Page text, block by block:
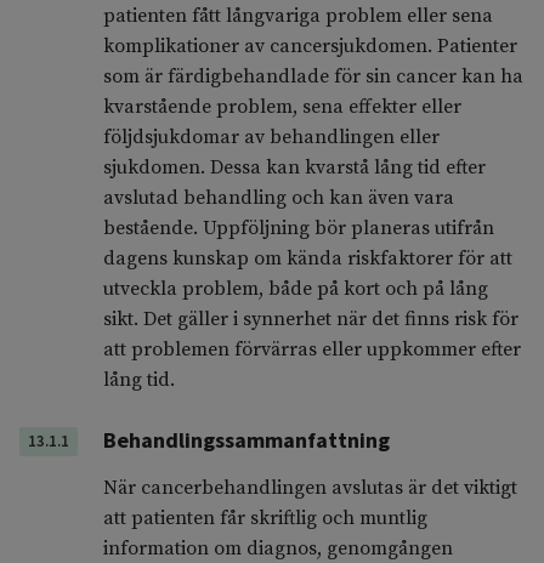
patienten fått långvariga problem eller sena
komplikationer av cancersjukdomen. Patienter
som är färdigbehandlade för sin cancer kan ha
kvarstående problem, sena effekter eller
följdsjukdomar av behandlingen eller
sjukdomen. Dessa kan kvarstå lång tid efter
avslutad behandling och kan även vara
bestående. Uppföljning bör planeras utifrån
dagens kunskap om kända riskfaktorer för att
utveckla problem, både på kort och på lång
sikt. Det gäller i synnerhet när det finns risk för
att problemen förvärras eller uppkommer efter
lång tid.
13.1.1 Behandlingssammanfattning
När cancerbehandlingen avslutas är det viktigt
att patienten får skriftlig och muntlig
information om diagnos, genomgången